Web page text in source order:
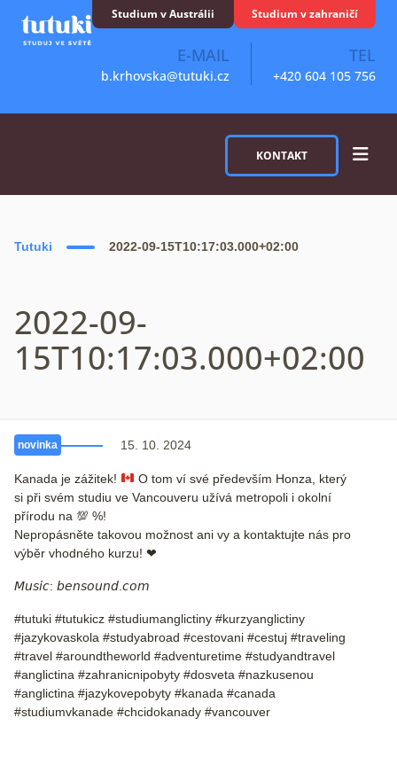
Studium v Austrálii Studium v zahraničí
E-MAIL
b.krhovska@tutuki.cz
TEL
+420 604 105 756
KONTAKT
Tutuki 2022-09-15T10:17:03.000+02:00
2022-09-
15T10:17:03.000+02:00
novinka 15. 10. 2024
Kanada je zážitek!
O tom ví své především Honza, který
si při svém studiu ve Vancouveru užívá metropoli i okolní
přírodu na 💯 %!
Nepropásněte takovou možnost ani vy a kontaktujte nás pro
výběr vhodného kurzu! ❤
𝘔𝘶𝘴𝘪𝘤: 𝘣𝘦𝘯𝘴𝘰𝘶𝘯𝘥.𝘤𝘰𝘮
#tutuki #tutukicz #studiumanglictiny #kurzyanglictiny
#jazykovaskola #studyabroad #cestovani #cestuj #traveling
#travel #aroundtheworld #adventuretime #studyandtravel
#anglictina #zahranicnipobyty #dosveta #nazkusenou
#anglictina #jazykovepobyty #kanada #canada
#studiumvkanade #chcidokanady #vancouver